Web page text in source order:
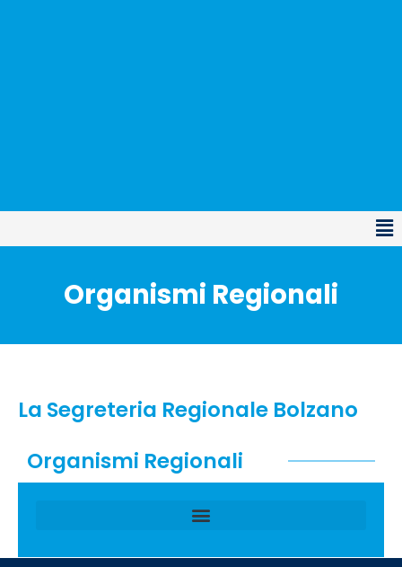
Organismi Regionali
La Segreteria Regionale Bolzano
Organismi Regionali